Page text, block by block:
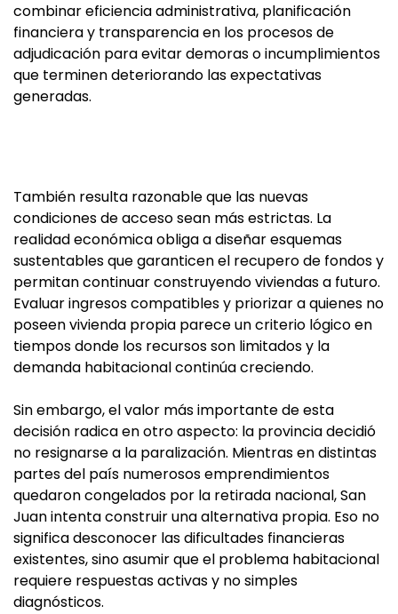
combinar eficiencia administrativa, planificación
financiera y transparencia en los procesos de
adjudicación para evitar demoras o incumplimientos
que terminen deteriorando las expectativas
generadas.
También resulta razonable que las nuevas
condiciones de acceso sean más estrictas. La
realidad económica obliga a diseñar esquemas
sustentables que garanticen el recupero de fondos y
permitan continuar construyendo viviendas a futuro.
Evaluar ingresos compatibles y priorizar a quienes no
poseen vivienda propia parece un criterio lógico en
tiempos donde los recursos son limitados y la
demanda habitacional continúa creciendo.
Sin embargo, el valor más importante de esta
decisión radica en otro aspecto: la provincia decidió
no resignarse a la paralización. Mientras en distintas
partes del país numerosos emprendimientos
quedaron congelados por la retirada nacional, San
Juan intenta construir una alternativa propia. Eso no
significa desconocer las dificultades financieras
existentes, sino asumir que el problema habitacional
requiere respuestas activas y no simples
diagnósticos.